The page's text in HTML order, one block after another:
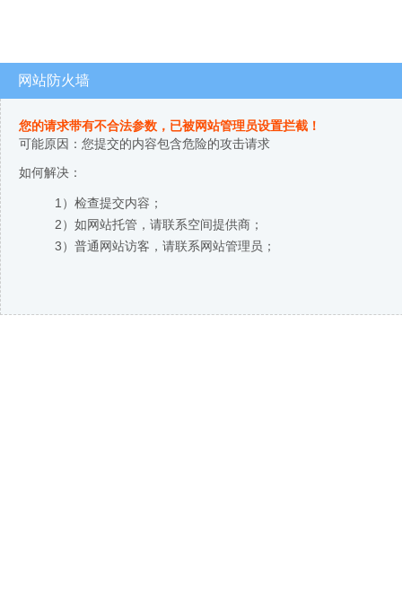
网站防火墙
您的请求带有不合法参数，已被网站管理员设置拦截！
可能原因：您提交的内容包含危险的攻击请求
如何解决：
1）检查提交内容；
2）如网站托管，请联系空间提供商；
3）普通网站访客，请联系网站管理员；